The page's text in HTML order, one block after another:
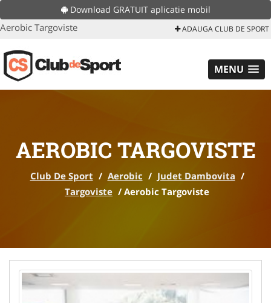
Download GRATUIT aplicatie mobil
Aerobic Targoviste ADAUGA CLUB DE SPORT
MENU
AEROBIC TARGOVISTE
Club De Sport / Aerobic / Judet Dambovita /
Targoviste / Aerobic Targoviste